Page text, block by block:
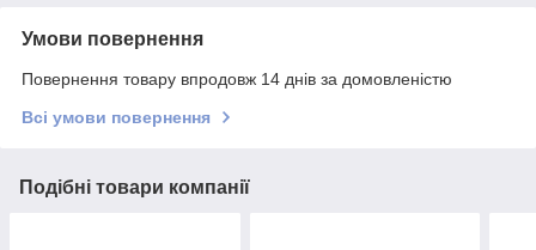
Умови повернення
Повернення товару впродовж 14 днів за домовленістю
Всі умови повернення
Подібні товари компанії